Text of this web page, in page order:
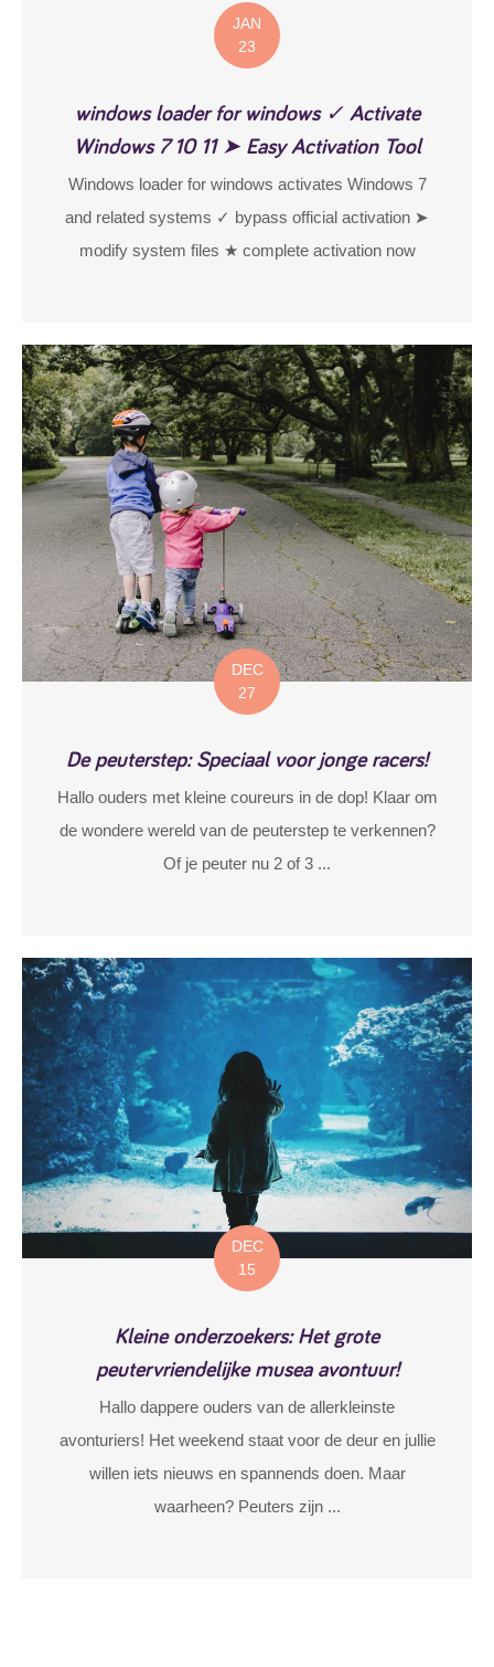
JAN
23
windows loader for windows ✓ Activate
Windows 7 10 11 ➤ Easy Activation Tool
Windows loader for windows activates Windows 7
and related systems ✓ bypass official activation ➤
modify system files ★ complete activation now
DEC
27
De peuterstep: Speciaal voor jonge racers!
Hallo ouders met kleine coureurs in de dop! Klaar om
de wondere wereld van de peuterstep te verkennen?
Of je peuter nu 2 of 3 ...
DEC
15
Kleine onderzoekers: Het grote
peutervriendelijke musea avontuur!
Hallo dappere ouders van de allerkleinste
avonturiers! Het weekend staat voor de deur en jullie
willen iets nieuws en spannends doen. Maar
waarheen? Peuters zijn ...